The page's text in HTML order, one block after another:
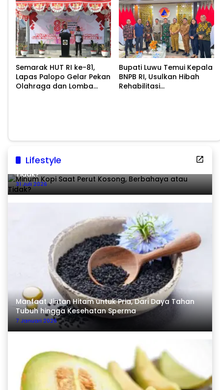
Semarak HUT RI ke-81,
Lapas Palopo Gelar Pekan
Olahraga dan Lomba
Bupati Luwu Temui Kepala
BNPB RI, Usulkan Hibah
Rehabilitasi
Lifestyle
Minum Kopi Saat Perut Kosong, Berbahaya atau
Tidak?
31 Juli 2026
Manfaat Jintan Hitam untuk Pria, Dari Daya Tahan
Tubuh hingga Kesehatan Sperma
7 Januari 2026